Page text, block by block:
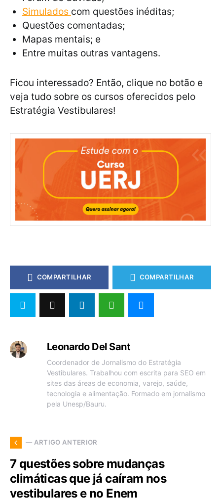
Simulados com questões inéditas;
Questões comentadas;
Mapas mentais; e
Entre muitas outras vantagens.
Ficou interessado? Então, clique no botão e
veja tudo sobre os cursos oferecidos pelo
Estratégia Vestibulares!
COMPARTILHAR COMPARTILHAR
Leonardo Del Sant
Coordenador de Jornalismo do Estratégia
Vestibulares. Trabalhou com escrita para SEO em
sites das áreas de economia, varejo, saúde,
tecnologia e alimentação. Formado em jornalismo
pela Unesp/Bauru.
— ARTIGO ANTERIOR
7 questões sobre mudanças
climáticas que já caíram nos
vestibulares e no Enem